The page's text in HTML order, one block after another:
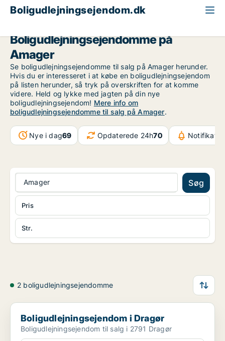
Boligudlejningsejendom.dk
Boligudlejningsejendomme på
Amager
Se boligudlejningsejendomme til salg på Amager herunder.
Hvis du er interesseret i at købe en boligudlejningsejendom
på listen herunder, så tryk på overskriften for at komme
videre. Held og lykke med jagten på din nye
boligudlejningsejendom! Mere info om
boligudlejningsejendomme til salg på Amager.
Nye i dag69 Opdaterede 24h70
Amager Søg
Str.
Pris
2 boligudlejningsejendomme
Boligudlejningsejendom i Dragør
Boligudlejningsejendom i Dragør
Boligudlejningsejendom til salg i 2791 Dragør